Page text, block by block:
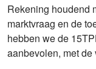
Rekening houdend
marktvraag en de
hebben we de
aanbevolen, met